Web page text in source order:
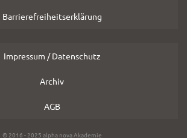
Barrierefreiheitserklärung
Impressum / Datenschutz
Archiv
AGB
© 2016 - 2025 alpha nova Akademie